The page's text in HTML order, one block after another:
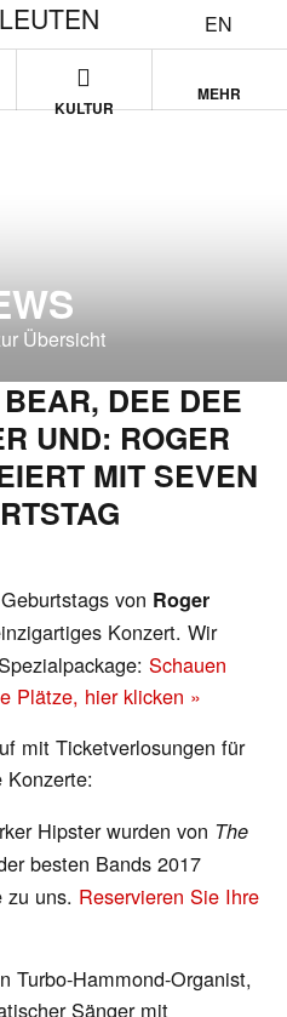
EN
KULTUR
MEHR
Übersicht
DEE DEE
UND: ROGER
MIT SEVEN
von Roger
Konzert. Wir
Schauen
Plätze, hier klicken »
mit Ticketverlosungen für
Konzerte:
Hipster wurden von The
besten Bands 2017
uns. Reservieren Sie Ihre
Turbo-Hammond-Organist,
Sänger mit